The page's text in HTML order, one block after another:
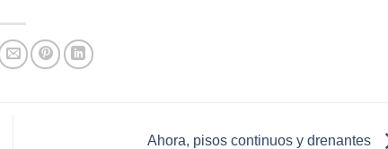
Ahora, pisos continuos y drenantes